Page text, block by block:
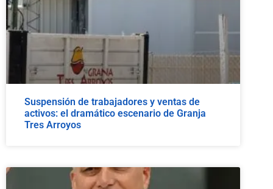
Suspensión de trabajadores y ventas de
activos: el dramático escenario de Granja
Tres Arroyos